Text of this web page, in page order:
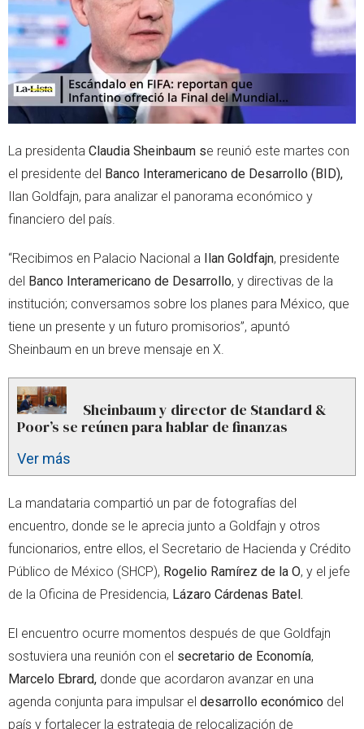
p
La presidenta Claudia Sheinbaum se reunió este martes con
el presidente del Banco Interamericano de Desarrollo (BID),
Ilan Goldfajn, para analizar el panorama económico y
financiero del país.
“Recibimos en Palacio Nacional a Ilan Goldfajn, presidente
del Banco Interamericano de Desarrollo, y directivas de la
institución; conversamos sobre los planes para México, que
tiene un presente y un futuro promisorios”, apuntó
Sheinbaum en un breve mensaje en X.
Sheinbaum y director de Standard &
Poor’s se reúnen para hablar de finanzas
Ver más
La mandataria compartió un par de fotografías del
encuentro, donde se le aprecia junto a Goldfajn y otros
funcionarios, entre ellos, el Secretario de Hacienda y Crédito
Público de México (SHCP), Rogelio Ramírez de la O, y el jefe
de la Oficina de Presidencia, Lázaro Cárdenas Batel.
El encuentro ocurre momentos después de que Goldfajn
sostuviera una reunión con el secretario de Economía,
Marcelo Ebrard, donde que acordaron avanzar en una
agenda conjunta para impulsar el desarrollo económico del
país y fortalecer la estrategia de relocalización de